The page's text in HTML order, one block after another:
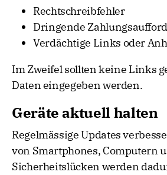
Rechtschreibfehler
Dringende
Verdächtige Links oder
Im Zweifel sollten keine Links
Daten eingegeben werden.
Geräte aktuell halten
Regelmässige Updates
von Smartphones, Computern
Sicherheitslücken werden